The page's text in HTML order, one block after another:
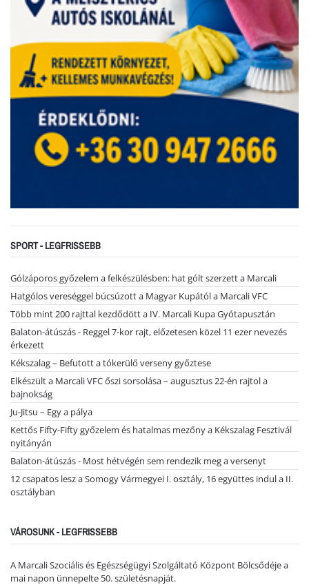
SPORT - LEGFRISSEBB
Gólzáporos győzelem a felkészülésben: hat gólt szerzett a Marcali
Hatgólos vereséggel búcsúzott a Magyar Kupától a Marcali VFC
Több mint 200 rajttal kezdődött a IV. Marcali Kupa Gyótapusztán
Balaton-átúszás - Reggel 7-kor rajt, előzetesen közel 11 ezer nevezés
érkezett
Kékszalag – Befutott a tókerülő verseny győztese
Elkészült a Marcali VFC őszi sorsolása – augusztus 22-én rajtol a
bajnokság
Ju-Jitsu – Egy a pálya
Kettős Fifty-Fifty győzelem és hatalmas mezőny a Kékszalag Fesztivál
nyitányán
Balaton-átúszás - Most hétvégén sem rendezik meg a versenyt
12 csapatos lesz a Somogy Vármegyei I. osztály, 16 együttes indul a II.
osztályban
VÁROSUNK - LEGFRISSEBB
A Marcali Szociális és Egészségügyi Szolgáltató Központ Bölcsődéje a
mai napon ünnepelte 50. születésnapját.